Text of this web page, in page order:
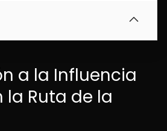
a la Influencia
la Ruta de la